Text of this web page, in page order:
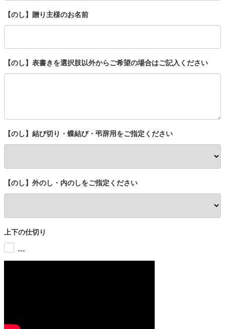
【のし】贈り主様のお名前
【のし】表書きを選択肢以外からご希望の場合はご記入ください
【のし】結び切り・蝶結び・弔辞用をご指定ください
【のし】外のし・内のしをご指定ください
上下の仕切り
---